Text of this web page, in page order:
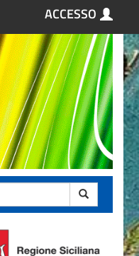
ACCESSO